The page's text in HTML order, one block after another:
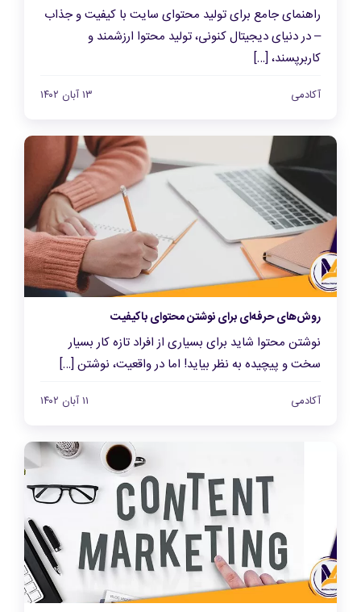
راهنمای جامع برای تولید محتوای سایت با کیفیت و جذاب
– در دنیای دیجیتال کنونی، تولید محتوا ارزشمند و
کاربرپسند، […]
آکادمی ۱۳ آبان ۱۴۰۲
روش‌های حرفه‌ای برای نوشتن محتوای باکیفیت
نوشتن محتوا شاید برای بسیاری از افراد تازه کار بسیار
سخت و پیچیده به نظر بیاید! اما در واقعیت، نوشتن […]
آکادمی ۱۱ آبان ۱۴۰۲